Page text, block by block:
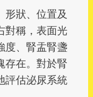
形狀、位置及
對稱，表面光
度、腎盂腎盞
存在。對於腎
評估泌尿系統